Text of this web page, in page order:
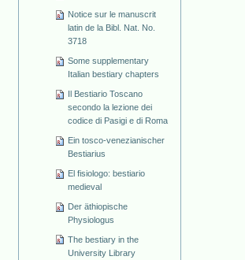
Notice sur le manuscrit
latin de la Bibl. Nat. No.
3718
Some supplementary
Italian bestiary chapters
Il Bestiario Toscano
secondo la lezione dei
codice di Pasigi e di Roma
Ein tosco-venezianischer
Bestiarius
El fisiologo: bestiario
medieval
Der äthiopische
Physiologus
The bestiary in the
University Library